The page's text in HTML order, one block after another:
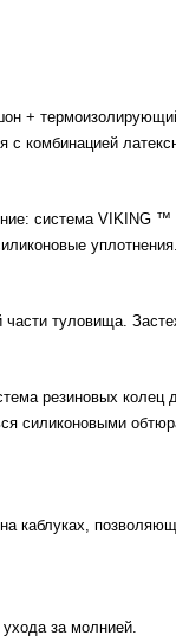
+
комбинацией
система VIKING ™
уплотнения.
туловища.
резиновых
силиконовыми
каблуках,
за молнией.